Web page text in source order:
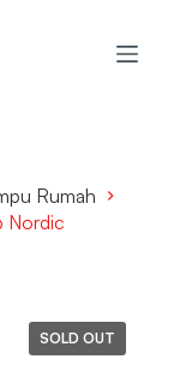
Rumah
Nordic
SOLD OUT